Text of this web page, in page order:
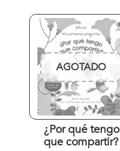
AGOTADO
¿Por qué tengo
que compartir?